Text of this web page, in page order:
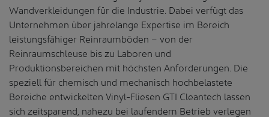
Wandverkleidungen für die Industrie. Dabei verfügt das
Unternehmen über jahrelange Expertise im Bereich
leistungsfähiger Reinraumböden – von der
Reinraumschleuse bis zu Laboren und
Produktionsbereichen mit höchsten Anforderungen. Die
speziell für chemisch und mechanisch hochbelastete
Bereiche entwickelten Vinyl-Fliesen GTI Cleantech lassen
sich zeitsparend, nahezu bei laufendem Betrieb verlegen